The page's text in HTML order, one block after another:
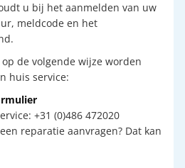
u bij het aanmelden van uw
meldcode en het
de volgende wijze worden
huis service:
+31 (0)486 472020
reparatie aanvragen? Dat kan